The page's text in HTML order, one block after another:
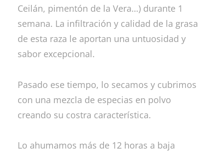
Ceilán, pimentón de la Vera…) durante 1
semana. La infiltración y calidad de la grasa
de esta raza le aportan una untuosidad y
sabor excepcional.
Pasado ese tiempo, lo secamos y cubrimos
con una mezcla de especias en polvo
creando su costra característica.
Lo ahumamos más de 12 horas a baja